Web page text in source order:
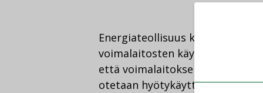
Energiateollisuus kritisoi myös
voimalaitosten käyttämät
että voimalaitoksen tuottamaa
otetaan hyötykäyttöön,